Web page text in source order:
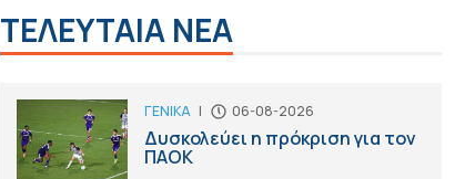
ΤΕΛΕΥΤΑΙΑ ΝΕΑ
ΓΕΝΙΚΑ | 06-08-2026
Δυσκολεύει η πρόκριση για τον
ΠΑΟΚ